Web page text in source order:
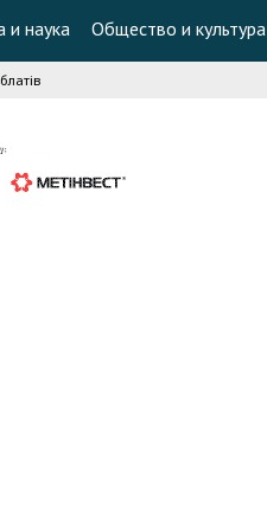
и наука Общество и культура